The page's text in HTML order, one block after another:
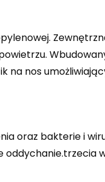
na nos
oraz bakterie i
oddychanie.trzecia